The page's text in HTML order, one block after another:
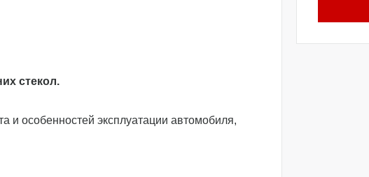
стекол.
особенностей эксплуатации автомобиля,